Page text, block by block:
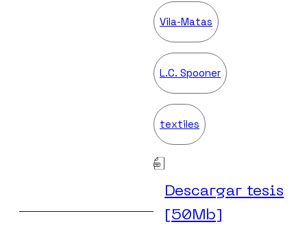
Vila-Matas
L.C. Spooner
textiles
Descargar tesis
[50Mb]